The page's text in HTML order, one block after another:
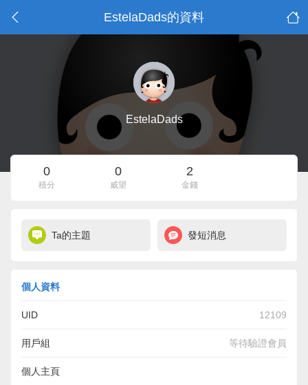
EstelaDads的資料
EstelaDads
0
積分
0
威望
2
金錢
Ta的主題 發短消息
個人資料
UID 12109
用戶組 等待驗證會員
個人主頁